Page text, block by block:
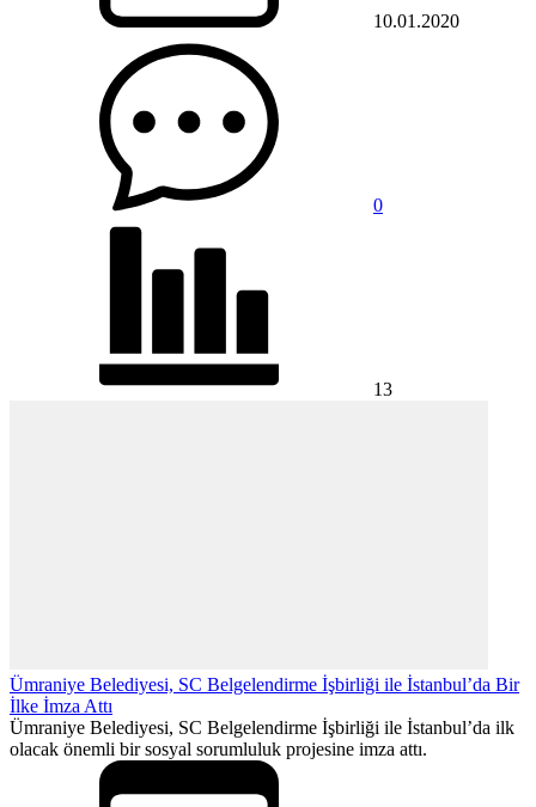
10.01.2020
0
13
Ümraniye Belediyesi, SC Belgelendirme İşbirliği ile İstanbul’da Bir
İlke İmza Attı
Ümraniye Belediyesi, SC Belgelendirme İşbirliği ile İstanbul’da ilk
olacak önemli bir sosyal sorumluluk projesine imza attı.